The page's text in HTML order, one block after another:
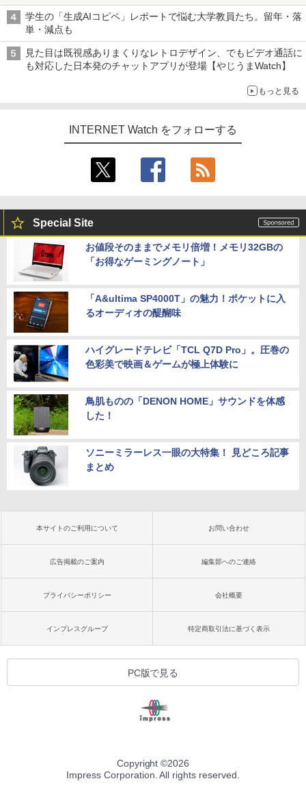
学生の「生成AIコピペ」レポートで悩む大学教員たち。留年・落
単・減点も
見た目は既視感ありまくりなレトロデザイン、でもビデオ通話に
も対応した日本発のチャットアプリが登場【やじうまWatch】
もっと見る
INTERNET Watch をフォローする
Special Site
お値段そのままでメモリ倍増！メモリ32GBの
「お得なゲーミングノート」
「A&ultima SP4000T」の魅力！ポケットに入
るオーディオの醍醐味
ハイグレードテレビ「TCL Q7D Pro」。圧巻の
色彩美で映画＆ゲームが極上体験に
鳥肌ものの「DENON HOME」サウンドを体感
した！
ソニーミラーレス一眼の大特集！ 見どころ記事
まとめ
本サイトのご利用について お問い合わせ
広告掲載のご案内 編集部へのご連絡
プライバシーポリシー 会社概要
インプレスグループ 特定商取引法に基づく表示
PC版で見る
Copyright ©2026
Impress Corporation. All rights reserved.